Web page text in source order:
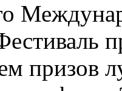
призов